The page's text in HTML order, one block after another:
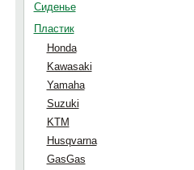
Сиденье
Пластик
Honda
Kawasaki
Yamaha
Suzuki
KTM
Husqvarna
GasGas